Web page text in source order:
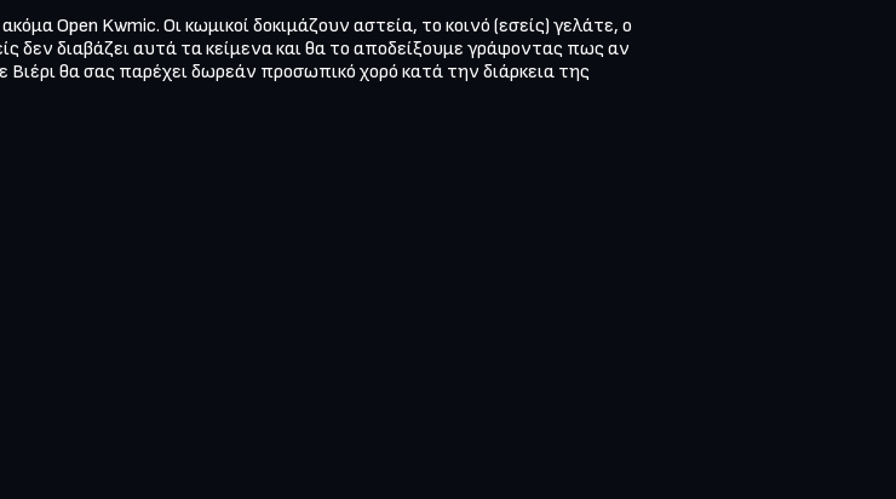
Open Kwmic. Οι κωμικοί δοκιμάζουν αστεία, το κοινό (εσείς) γελάτε, ο
δεν διαβάζει αυτά τα κείμενα και θα το αποδείξουμε γράφοντας πως αν
θα σας παρέχει δωρεάν προσωπικό χορό κατά την διάρκεια της